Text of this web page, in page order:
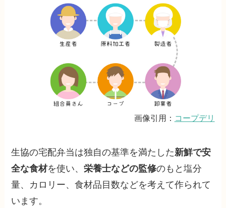
画像引用： コープデリ
生協の宅配弁当は独自の基準を満たした新鮮で安
全な食材を使い、栄養士などの監修のもと塩分
量、カロリー、食材品目数などを考えて作られて
います。